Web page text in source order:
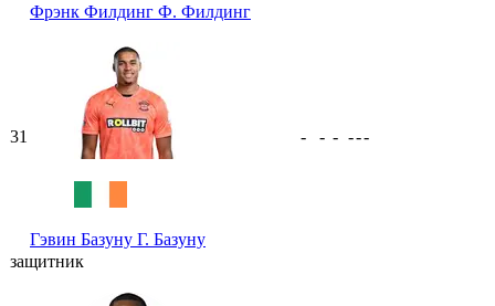
Фрэнк Филдинг Ф. Филдинг
31
Гэвин Базуну Г. Базуну
- - - ---
защитник